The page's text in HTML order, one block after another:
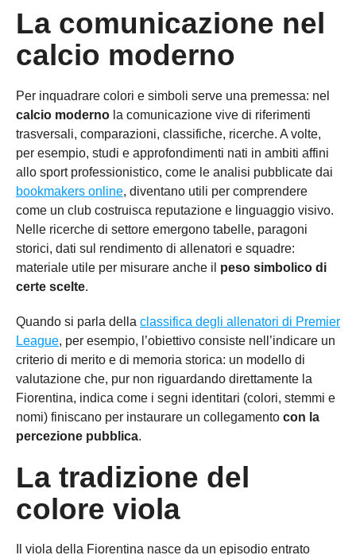
La comunicazione nel
calcio moderno
Per inquadrare colori e simboli serve una premessa: nel
calcio moderno la comunicazione vive di riferimenti
trasversali, comparazioni, classifiche, ricerche. A volte,
per esempio, studi e approfondimenti nati in ambiti affini
allo sport professionistico, come le analisi pubblicate dai
bookmakers online, diventano utili per comprendere
come un club costruisca reputazione e linguaggio visivo.
Nelle ricerche di settore emergono tabelle, paragoni
storici, dati sul rendimento di allenatori e squadre:
materiale utile per misurare anche il peso simbolico di
certe scelte.
Quando si parla della classifica degli allenatori di Premier
League, per esempio, l’obiettivo consiste nell’indicare un
criterio di merito e di memoria storica: un modello di
valutazione che, pur non riguardando direttamente la
Fiorentina, indica come i segni identitari (colori, stemmi e
nomi) finiscano per instaurare un collegamento con la
percezione pubblica.
La tradizione del
colore viola
Il viola della Fiorentina nasce da un episodio entrato